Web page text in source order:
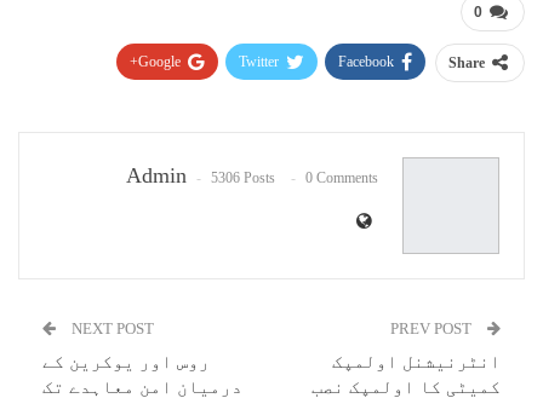
0
Share
Facebook
Twitter
Google+
Admin 5306 Posts 0 Comments
انٹرنیشنل اولمپک
کمیٹی کا اولمپک نصب
NEXT POST
روس اور یوکرین کے
درمیان امن معاہدے تک